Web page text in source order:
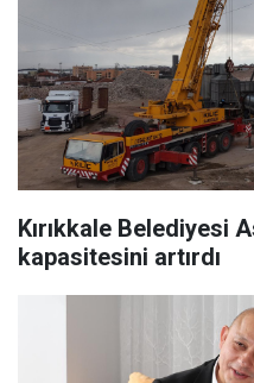
Kırıkkale Belediyesi
kapasitesini artırdı